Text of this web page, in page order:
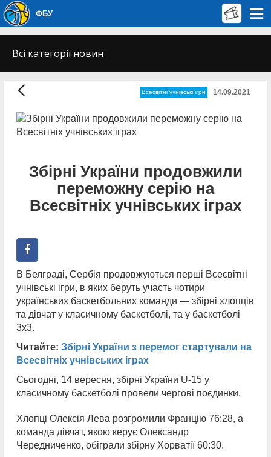
ФБУ
Всі категорії новин
Всесвітні учнівські ігри 14.09.2021
Збірні України продовжили
переможну серію на
Всесвітніх учнівських іграх
В Белграді, Сербія продовжуються перші Всесвітні
учнівські ігри, в яких беруть участь чотири
українських баскетбольних команди — збірні хлопців
та дівчат у класичному баскетболі, та у баскетболі
3х3.
Читайте: Збірні України з перемог стартували на
Всесвітніх учнівських іграх
Сьогодні, 14 вересня, збірні України U-15 у
класичному баскетболі провели чергові поєдинки.
Хлопці Олексія Лева розгромили Францію 76:28, а
команда дівчат, якою керує Олександр
Чередниченко, обіграли збірну Хорватії 60:30.